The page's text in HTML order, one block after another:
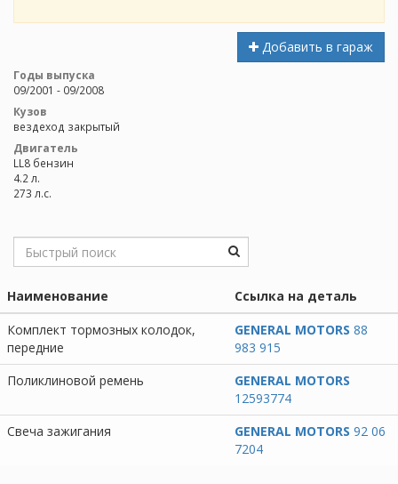
Добавить в гараж
Годы выпуска
09/2001 - 09/2008
Кузов
вездеход закрытый
Двигатель
LL8 бензин
4.2 л.
273 л.с.
Наименование
Ссылка на деталь
Комплект тормозных колодок,
передние
GENERAL MOTORS 88
983 915
Поликлиновой ремень
GENERAL MOTORS
12593774
Свеча зажигания
GENERAL MOTORS 92 06
7204